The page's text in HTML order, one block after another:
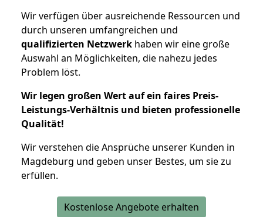
Wir verfügen über ausreichende Ressourcen und
durch unseren umfangreichen und
qualifizierten Netzwerk haben wir eine große
Auswahl an Möglichkeiten, die nahezu jedes
Problem löst.
Wir legen großen Wert auf ein faires Preis-
Leistungs-Verhältnis und bieten professionelle
Qualität!
Wir verstehen die Ansprüche unserer Kunden in
Magdeburg und geben unser Bestes, um sie zu
erfüllen.
Kostenlose Angebote erhalten